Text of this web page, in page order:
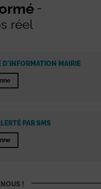
réel
D'INFORMATION MAIRIE
PAR SMS
!